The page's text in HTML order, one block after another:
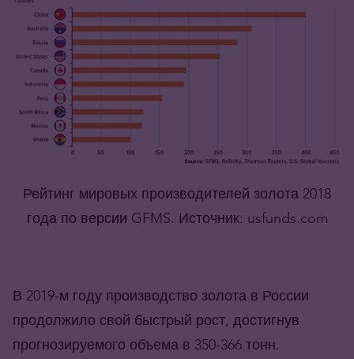
Рейтинг мировых производителей золота 2018
года по версии GFMS. Источник: usfunds.com
В 2019-м году производство золота в России
продолжило свой быстрый рост, достигнув
прогнозируемого объема в 350-366 тонн.